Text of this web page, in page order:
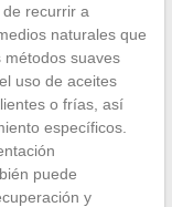
recurrir a
naturales que
métodos suaves
uso de aceites
o frías, así
específicos.
puede
y